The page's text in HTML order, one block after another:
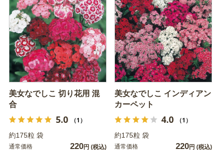
美女なでしこ 切り花用 混
合
5.0 （1）
約175粒 袋
通常価格 220円 (税込)
美女なでしこ インディアン
カーペット
4.0 （1）
約175粒 袋
通常価格 220円 (税込)